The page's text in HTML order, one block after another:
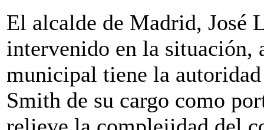
El alcalde de Madrid, José
intervenido en la situación,
municipal tiene la
Smith de su cargo como